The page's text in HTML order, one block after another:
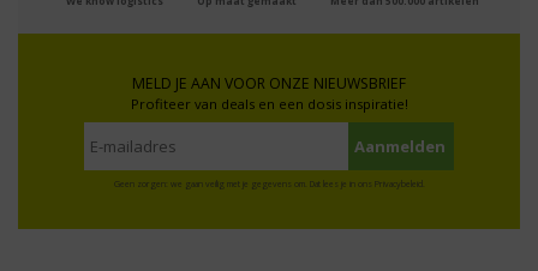
MELD JE AAN VOOR ONZE NIEUWSBRIEF
Profiteer van deals en een dosis inspiratie!
Geen zorgen: we gaan veilig met je gegevens om. Dat lees je in ons Privacybeleid.